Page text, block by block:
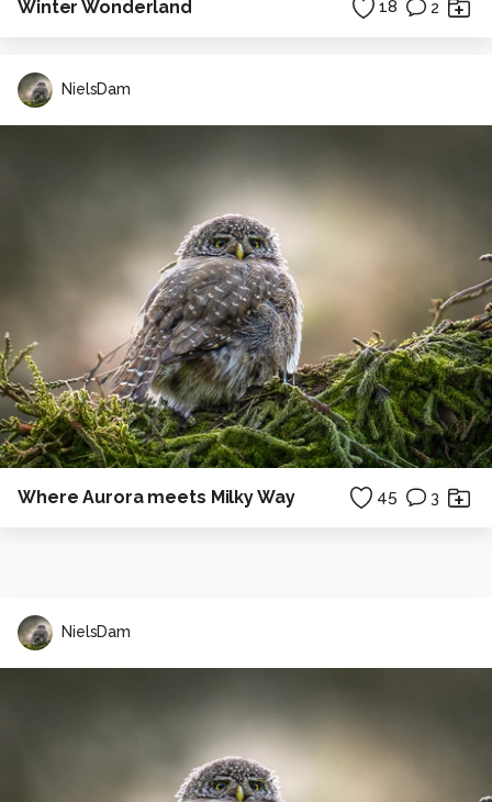
Winter Wonderland 18 2
NielsDam
Where Aurora meets Milky Way 45 3
NielsDam